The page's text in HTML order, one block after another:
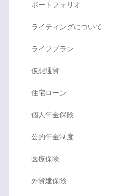
ポートフォリオ
ライティングについて
ライフプラン
仮想通貨
住宅ローン
個人年金保険
公的年金制度
医療保険
外貨建保険